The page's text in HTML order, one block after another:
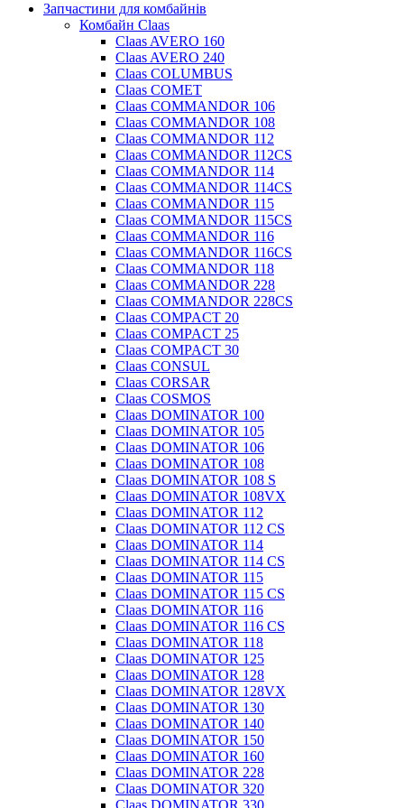
Запчастини для комбайнів
Комбайн Claas
Claas AVERO 160
Claas AVERO 240
Claas COLUMBUS
Claas COMET
Claas COMMANDOR 106
Claas COMMANDOR 108
Claas COMMANDOR 112
Claas COMMANDOR 112CS
Claas COMMANDOR 114
Claas COMMANDOR 114CS
Claas COMMANDOR 115
Claas COMMANDOR 115CS
Claas COMMANDOR 116
Claas COMMANDOR 116CS
Claas COMMANDOR 118
Claas COMMANDOR 228
Claas COMMANDOR 228CS
Claas COMPACT 20
Claas COMPACT 25
Claas COMPACT 30
Claas CONSUL
Claas CORSAR
Claas COSMOS
Claas DOMINATOR 100
Claas DOMINATOR 105
Claas DOMINATOR 106
Claas DOMINATOR 108
Claas DOMINATOR 108 S
Claas DOMINATOR 108VX
Claas DOMINATOR 112
Claas DOMINATOR 112 CS
Claas DOMINATOR 114
Claas DOMINATOR 114 CS
Claas DOMINATOR 115
Claas DOMINATOR 115 CS
Claas DOMINATOR 116
Claas DOMINATOR 116 CS
Claas DOMINATOR 118
Claas DOMINATOR 125
Claas DOMINATOR 128
Claas DOMINATOR 128VX
Claas DOMINATOR 130
Claas DOMINATOR 140
Claas DOMINATOR 150
Claas DOMINATOR 160
Claas DOMINATOR 228
Claas DOMINATOR 320
Claas DOMINATOR 330